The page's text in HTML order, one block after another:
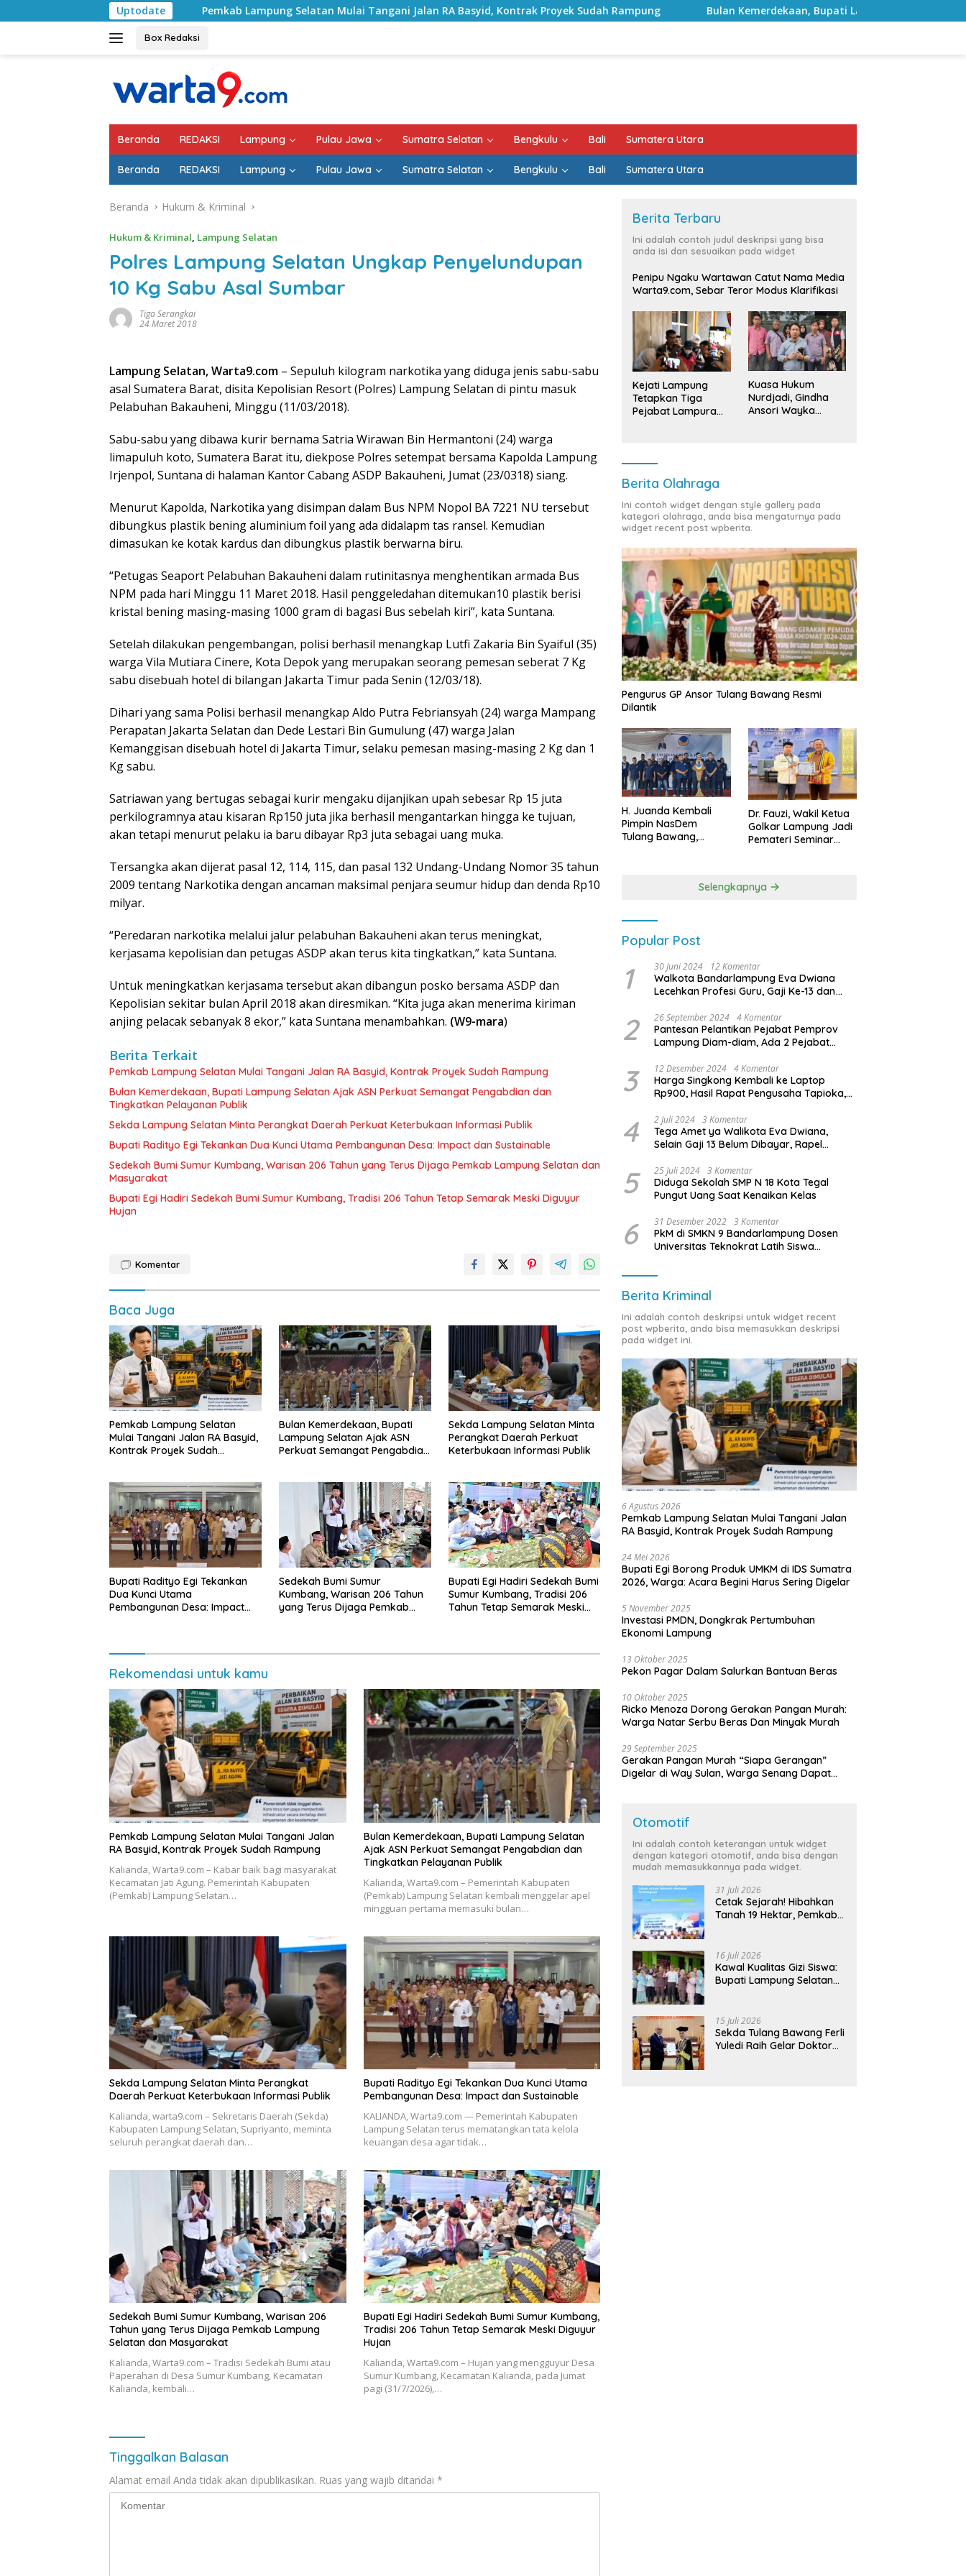
ke
Uptodate
Pemkab Lampung Selatan Mulai Tangani Jalan RA Basyid, Kontrak Proyek Sudah Rampung Bulan Kemerdekaan, Bupati Lampung Selatan Ajak ASN Perkuat
Box Redaksi
Beranda REDAKSI Lampung Pulau Jawa Sumatra Selatan Bengkulu Bali Sumatera Utara
Beranda REDAKSI Lampung Pulau Jawa Sumatra Selatan Bengkulu Bali Sumatera Utara
Beranda Hukum & Kriminal
Hukum & Kriminal, Lampung Selatan
Polres Lampung Selatan Ungkap Penyelundupan
10 Kg Sabu Asal Sumbar
Tiga Serangkai
24 Maret 2018
Lampung Selatan, Warta9.com – Sepuluh kilogram narkotika yang diduga jenis sabu-sabu
asal Sumatera Barat, disita Kepolisian Resort (Polres) Lampung Selatan di pintu masuk
Pelabuhan Bakauheni, Minggu (11/03/2018).
Sabu-sabu yang dibawa kurir bernama Satria Wirawan Bin Hermantoni (24) warga
limapuluh koto, Sumatera Barat itu, diekpose Polres setempat bersama Kapolda Lampung
Irjenpol, Suntana di halaman Kantor Cabang ASDP Bakauheni, Jumat (23/0318) siang.
Menurut Kapolda, Narkotika yang disimpan dalam Bus NPM Nopol BA 7221 NU tersebut
dibungkus plastik bening aluminium foil yang ada didalapm tas ransel. Kemudian
dimasukan ke kotak kardus dan dibungkus plastik berwarna biru.
“Petugas Seaport Pelabuhan Bakauheni dalam rutinitasnya menghentikan armada Bus
NPM pada hari Minggu 11 Maret 2018. Hasil penggeledahan ditemukan10 plastik berisi
kristal bening masing-masing 1000 gram di bagasi Bus sebelah kiri”, kata Suntana.
Setelah dilakukan pengembangan, polisi berhasil menangkap Lutfi Zakaria Bin Syaiful (35)
warga Vila Mutiara Cinere, Kota Depok yang merupakan seorang pemesan seberat 7 Kg
sabu disebuah hotel di bilangan Jakarta Timur pada Senin (12/03/18).
Dihari yang sama Polisi berhasil menangkap Aldo Putra Febriansyah (24) warga Mampang
Perapatan Jakarta Selatan dan Dede Lestari Bin Gumulung (47) warga Jalan
Kemanggisan disebuah hotel di Jakarta Timur, selaku pemesan masing-masing 2 Kg dan 1
Kg sabu.
Satriawan yang bertugas sebagai kurir mengaku dijanjikan upah sebesar Rp 15 juta
perkilogramnya atau kisaran Rp150 juta jika berhasil mengantarkan hingga ke tujuan,
akan tetapi menurut pelaku ia baru dibayar Rp3 juta sebagai uang muka.
Tersangka akan dijerat pasal 12, 114, 115, dan pasal 132 Undang-Undang Nomor 35 tahun
2009 tentang Narkotika dengan ancaman maksimal penjara seumur hidup dan denda Rp10
milyar.
“Peredaran narkotika melalui jalur pelabuhan Bakauheni akan terus meningkat,
kerjasama kepolisian dan petugas ASDP akan terus kita tingkatkan,” kata Suntana.
Untuk meningkatkan kerjasama tersebut akan dibangun posko bersama ASDP dan
Kepolisian sekitar bulan April 2018 akan diresmikan. “Kita juga akan menerima kiriman
anjing pelacak sebanyak 8 ekor,” kata Suntana menambahkan. (W9-mara)
Berita Terkait
Pemkab Lampung Selatan Mulai Tangani Jalan RA Basyid, Kontrak Proyek Sudah Rampung
Bulan Kemerdekaan, Bupati Lampung Selatan Ajak ASN Perkuat Semangat Pengabdian dan
Tingkatkan Pelayanan Publik
Sekda Lampung Selatan Minta Perangkat Daerah Perkuat Keterbukaan Informasi Publik
Bupati Radityo Egi Tekankan Dua Kunci Utama Pembangunan Desa: Impact dan Sustainable
Sedekah Bumi Sumur Kumbang, Warisan 206 Tahun yang Terus Dijaga Pemkab Lampung Selatan dan
Masyarakat
Bupati Egi Hadiri Sedekah Bumi Sumur Kumbang, Tradisi 206 Tahun Tetap Semarak Meski Diguyur
Hujan
Komentar
Baca Juga
Pemkab Lampung Selatan
Mulai Tangani Jalan RA Basyid,
Kontrak Proyek Sudah
Bulan Kemerdekaan, Bupati
Lampung Selatan Ajak ASN
Perkuat Semangat Pengabdian
Sekda Lampung Selatan Minta
Perangkat Daerah Perkuat
Keterbukaan Informasi Publik
Bupati Radityo Egi Tekankan
Dua Kunci Utama
Pembangunan Desa: Impact
Sedekah Bumi Sumur
Kumbang, Warisan 206 Tahun
yang Terus Dijaga Pemkab
Bupati Egi Hadiri Sedekah Bumi
Sumur Kumbang, Tradisi 206
Tahun Tetap Semarak Meski
Rekomendasi untuk kamu
Pemkab Lampung Selatan Mulai Tangani Jalan
RA Basyid, Kontrak Proyek Sudah Rampung
Kalianda, Warta9.com – Kabar baik bagi masyarakat
Kecamatan Jati Agung. Pemerintah Kabupaten
(Pemkab) Lampung Selatan…
Bulan Kemerdekaan, Bupati Lampung Selatan
Ajak ASN Perkuat Semangat Pengabdian dan
Tingkatkan Pelayanan Publik
Kalianda, Warta9.com – Pemerintah Kabupaten
(Pemkab) Lampung Selatan kembali menggelar apel
mingguan pertama memasuki bulan…
Sekda Lampung Selatan Minta Perangkat
Daerah Perkuat Keterbukaan Informasi Publik
Kalianda, warta9.com – Sekretaris Daerah (Sekda)
Kabupaten Lampung Selatan, Supriyanto, meminta
seluruh perangkat daerah dan…
Bupati Radityo Egi Tekankan Dua Kunci Utama
Pembangunan Desa: Impact dan Sustainable
KALIANDA, Warta9.com — Pemerintah Kabupaten
Lampung Selatan terus mematangkan tata kelola
keuangan desa agar tidak…
Sedekah Bumi Sumur Kumbang, Warisan 206
Tahun yang Terus Dijaga Pemkab Lampung
Selatan dan Masyarakat
Kalianda, Warta9.com – Tradisi Sedekah Bumi atau
Paperahan di Desa Sumur Kumbang, Kecamatan
Kalianda, kembali…
Bupati Egi Hadiri Sedekah Bumi Sumur Kumbang,
Tradisi 206 Tahun Tetap Semarak Meski Diguyur
Hujan
Kalianda, Warta9.com – Hujan yang mengguyur Desa
Sumur Kumbang, Kecamatan Kalianda, pada Jumat
pagi (31/7/2026),…
Tinggalkan Balasan
Alamat email Anda tidak akan dipublikasikan. Ruas yang wajib ditandai *
Berita Terbaru
Ini adalah contoh judul deskripsi yang bisa
anda isi dan sesuaikan pada widget
Penipu Ngaku Wartawan Catut Nama Media
Warta9.com, Sebar Teror Modus Klarifikasi
Kejati Lampung
Tetapkan Tiga
Pejabat Lampura
Kuasa Hukum
Nurdjadi, Gindha
Ansori Wayka
Berita Olahraga
Ini contoh widget dengan style gallery pada
kategori olahraga, anda bisa mengaturnya pada
widget recent post wpberita.
Pengurus GP Ansor Tulang Bawang Resmi
Dilantik
H. Juanda Kembali
Pimpin NasDem
Tulang Bawang,
Dr. Fauzi, Wakil Ketua
Golkar Lampung Jadi
Pemateri Seminar
Kebangsaan
Selengkapnya
Popular Post
1 30 Juni 2024 12 Komentar
Walkota Bandarlampung Eva Dwiana
Lecehkan Profesi Guru, Gaji Ke-13 dan
2 26 September 2024 4 Komentar
Pantesan Pelantikan Pejabat Pemprov
Lampung Diam-diam, Ada 2 Pejabat
3 12 Desember 2024 4 Komentar
Harga Singkong Kembali ke Laptop
Rp900, Hasil Rapat Pengusaha Tapioka,
Lampung
4 2 Juli 2024 3 Komentar
Tega Amet ya Walikota Eva Dwiana,
Selain Gaji 13 Belum Dibayar, Rapel
Dibayar
5 25 Juli 2024 3 Komentar
Diduga Sekolah SMP N 18 Kota Tegal
Pungut Uang Saat Kenaikan Kelas
6 31 Desember 2022 3 Komentar
PkM di SMKN 9 Bandarlampung Dosen
Universitas Teknokrat Latih Siswa
Berita Kriminal
Ini adalah contoh deskripsi untuk widget recent
post wpberita, anda bisa memasukkan deskripsi
pada widget ini.
6 Agustus 2026
Pemkab Lampung Selatan Mulai Tangani Jalan
RA Basyid, Kontrak Proyek Sudah Rampung
24 Mei 2026
Bupati Egi Borong Produk UMKM di IDS Sumatra
2026, Warga: Acara Begini Harus Sering Digelar
5 November 2025
Investasi PMDN, Dongkrak Pertumbuhan
Ekonomi Lampung
13 Oktober 2025
Pekon Pagar Dalam Salurkan Bantuan Beras
10 Oktober 2025
Ricko Menoza Dorong Gerakan Pangan Murah:
Warga Natar Serbu Beras Dan Minyak Murah
29 September 2025
Gerakan Pangan Murah “Siapa Gerangan”
Digelar di Way Sulan, Warga Senang Dapat
Otomotif
Ini adalah contoh keterangan untuk widget
dengan kategori otomotif, anda bisa dengan
mudah memasukkannya pada widget.
31 Juli 2026
Cetak Sejarah! Hibahkan
Tanah 19 Hektar, Pemkab
Terintegrasi Pertama di
Lampung
16 Juli 2026
Kawal Kualitas Gizi Siswa:
Bupati Lampung Selatan
Bergizi Gratis di Natar
15 Juli 2026
Sekda Tulang Bawang Ferli
Yuledi Raih Gelar Doktor